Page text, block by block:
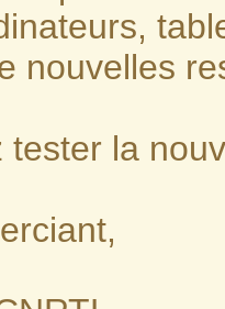
nouvelles
tester la